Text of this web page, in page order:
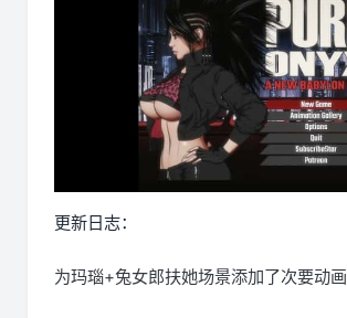
更新日志：
为玛瑙+兔女郎扶她场景添加了次要动画